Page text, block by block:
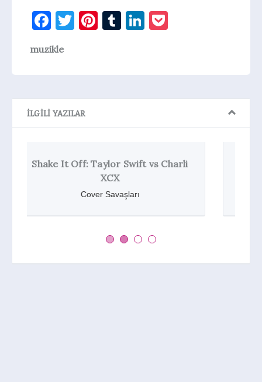
Facebook
TwitterPinterest
TumblrLinkedIn
muzikle
İLGILI YAZILAR
Taylor Swift ve Beyonce Forbes’un
Listesinde
Liste Müptelası